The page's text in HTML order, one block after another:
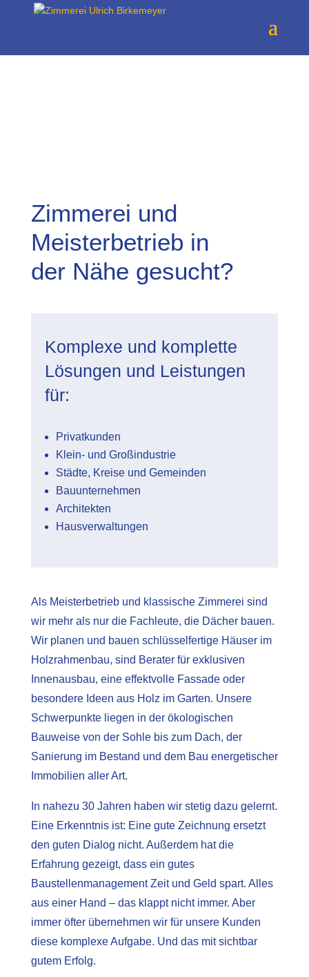
Zimmerei und
Meisterbetrieb in
der Nähe gesucht?
Komplexe und komplette
Lösungen und Leistungen
für:
Privatkunden
Klein- und Großindustrie
Städte, Kreise und Gemeinden
Bauunternehmen
Architekten
Hausverwaltungen
Als Meisterbetrieb und klassische Zimmerei sind
wir mehr als nur die Fachleute, die Dächer bauen.
Wir planen und bauen schlüsselfertige Häuser im
Holzrahmenbau, sind Berater für exklusiven
Innenausbau, eine effektvolle Fassade oder
besondere Ideen aus Holz im Garten. Unsere
Schwerpunkte liegen in der ökologischen
Bauweise von der Sohle bis zum Dach, der
Sanierung im Bestand und dem Bau energetischer
Immobilien aller Art.
In nahezu 30 Jahren haben wir stetig dazu gelernt.
Eine Erkenntnis ist: Eine gute Zeichnung ersetzt
den guten Dialog nicht. Außerdem hat die
Erfahrung gezeigt, dass ein gutes
Baustellenmanagement Zeit und Geld spart. Alles
aus einer Hand – das klappt nicht immer. Aber
immer öfter übernehmen wir für unsere Kunden
diese komplexe Aufgabe. Und das mit sichtbar
gutem Erfolg.